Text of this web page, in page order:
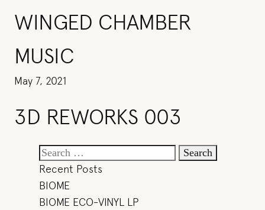
WINGED CHAMBER
MUSIC
May 7, 2021
3D REWORKS 003
Search
for:
Recent Posts
BIOME
BIOME ECO-VINYL LP